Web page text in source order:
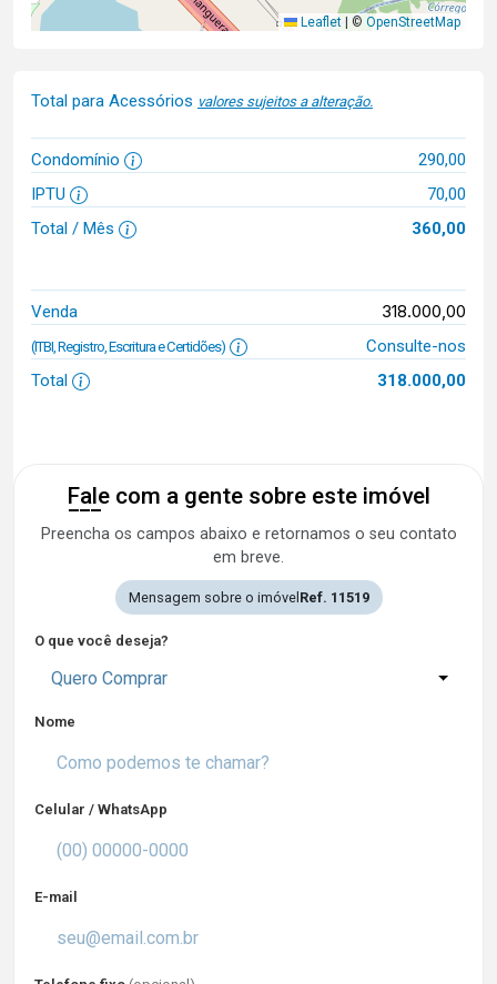
Leaflet © OpenStreetMap
Total para Acessórios valores sujeitos a alteração.
Condomínio
290,00
IPTU
70,00
Total / Mês
360,00
Venda 318.000,00
(ITBI, Registro, Escritura e Certidões)
Consulte-nos
Total
318.000,00
Fale com a gente sobre este imóvel
Preencha os campos abaixo e retornamos o seu contato
em breve.
Mensagem sobre o imóvel Ref. 11519
O que você deseja?
Quero Comprar
Nome
Celular / WhatsApp
E-mail